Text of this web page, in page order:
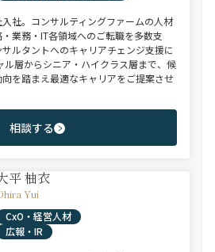
社。コンサルティングファームの人材
業務・IT各領域へのご転職を多数支
ルタントへのキャリアチェンジ支援に
ル層からシニア・ハイクラス層まで、候
を踏まえ最適なキャリアをご提案させ
相談する
平 柚衣
Yui
CxO・経営人材
広報・IR